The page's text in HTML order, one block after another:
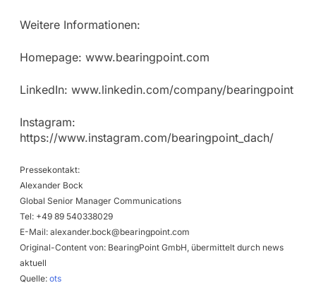
Weitere Informationen:
Homepage: www.bearingpoint.com
LinkedIn: www.linkedin.com/company/bearingpoint
Instagram:
https://www.instagram.com/bearingpoint_dach/
Pressekontakt:
Alexander Bock
Global Senior Manager Communications
Tel: +49 89 540338029
E-Mail: alexander.bock@bearingpoint.com
Original-Content von: BearingPoint GmbH, übermittelt durch news
aktuell
Quelle: ots